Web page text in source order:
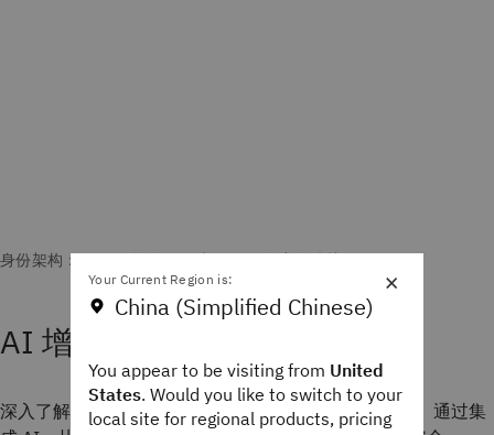
AI 增强型 IAM 安全防护
深入了解 IBM 的身份架构，这是一套全面的解决方案， 通过集
×
Your Current Region is:
China (Simplified Chinese)
You appear to be visiting from United
States. Would you like to switch to your
local site for regional products, pricing